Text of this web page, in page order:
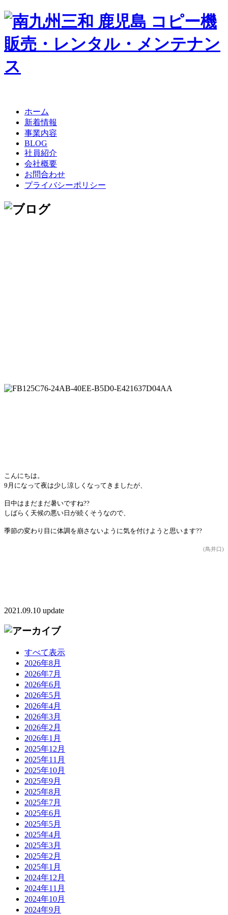
ホーム
新着情報
事業内容
BLOG
社員紹介
会社概要
お問合わせ
プライバシーポリシー
こんにちは。
9月になって夜は少し涼しくなってきましたが、
日中はまだまだ暑いですね??
しばらく天候の悪い日が続くそうなので、
季節の変わり目に体調を崩さないように気を付けようと思います??
(鳥井口)
2021.09.10 update
すべて表示
2026年8月
2026年7月
2026年6月
2026年5月
2026年4月
2026年3月
2026年2月
2026年1月
2025年12月
2025年11月
2025年10月
2025年9月
2025年8月
2025年7月
2025年6月
2025年5月
2025年4月
2025年3月
2025年2月
2025年1月
2024年12月
2024年11月
2024年10月
2024年9月